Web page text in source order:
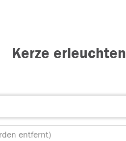
Kerze erleuchten